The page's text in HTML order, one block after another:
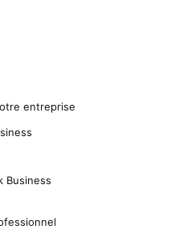
entreprise
Business